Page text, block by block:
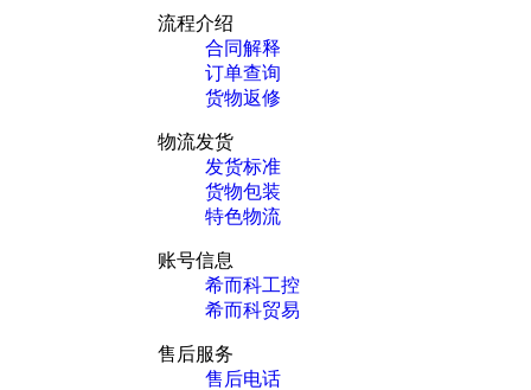
流程介绍
合同解释
订单查询
货物返修
物流发货
发货标准
货物包装
特色物流
账号信息
希而科工控
希而科贸易
售后服务
售后电话